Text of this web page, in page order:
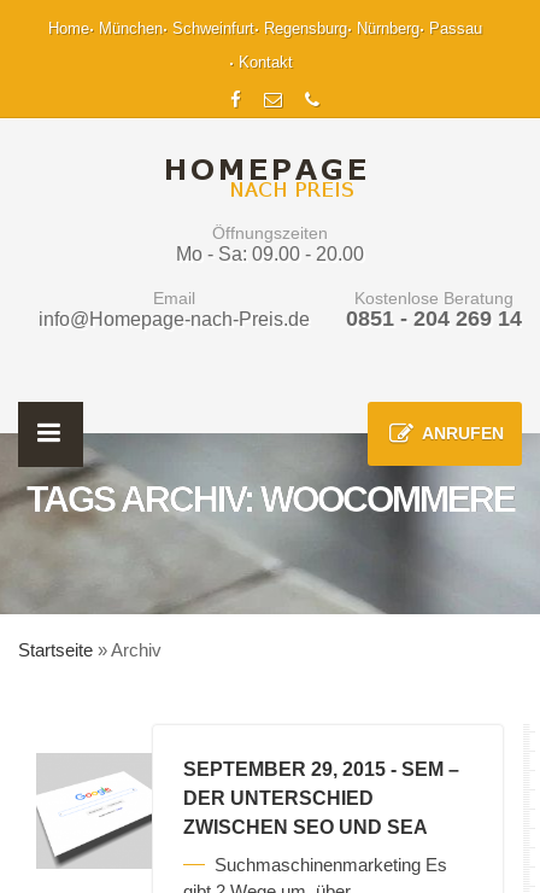
Home München Schweinfurt Regensburg Nürnberg
Passau
Kontakt
Öffnungszeiten
Mo - Sa: 09.00 - 20.00
Email
info@Homepage-nach-Preis.de
Kostenlose Beratung
0851 - 204 269 14
ANRUFEN
TAGS ARCHIV: WOOCOMMERE
Startseite »Archiv
SEPTEMBER 29, 2015 - SEM –
DER UNTERSCHIED
ZWISCHEN SEO UND SEA
Suchmaschinenmarketing Es